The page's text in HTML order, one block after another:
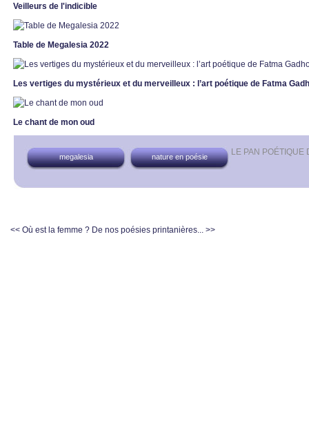
Veilleurs de l'indicible
Table de Megalesia 2022
Les vertiges du mystérieux et du merveilleux : l’art poétique de Fatma
Le chant de mon oud
LE PAN
megalesia nature en poésie
<< Où est la femme ? De nos poésies printanières... >>